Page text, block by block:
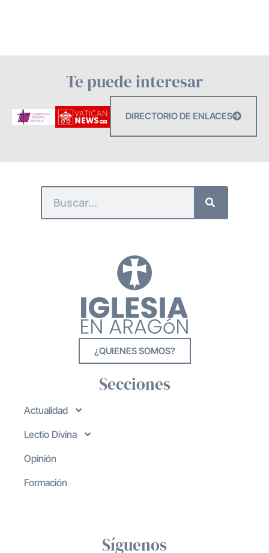
Te puede interesar
DIRECTORIO DE ENLACES
¿QUIENES SOMOS?
Secciones
Actualidad
Lectio Divina
Opinión
Formación
Síguenos